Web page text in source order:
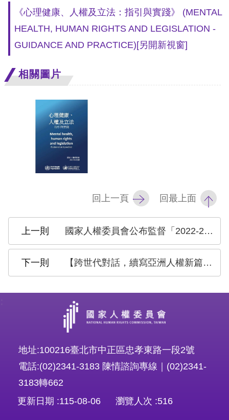
權
料
庫
無
語
言
兒少版
《心理健康、人權及立法：指引與實踐》 (MENTAL
HEALTH, HUMAN RIGHTS AND LEGISLATION -
GUIDANCE AND PRACTICE)[另開新視窗]
相關圖片
回上一頁 回最上面
國家人權委員會公布監督「2022-2024國家人權行動計畫」執行情形成果之報告
【跨世代對話，續寫亞洲人權新篇章！#2025亞洲人權跨世代對話論壇 開放報名】
地址:100216臺北市中正區忠孝東路一段2號
電話:(02)2341-3183 陳情諮詢專線｜(02)2341-
3183轉662
更新日期
115-08-06 瀏覽人次 516